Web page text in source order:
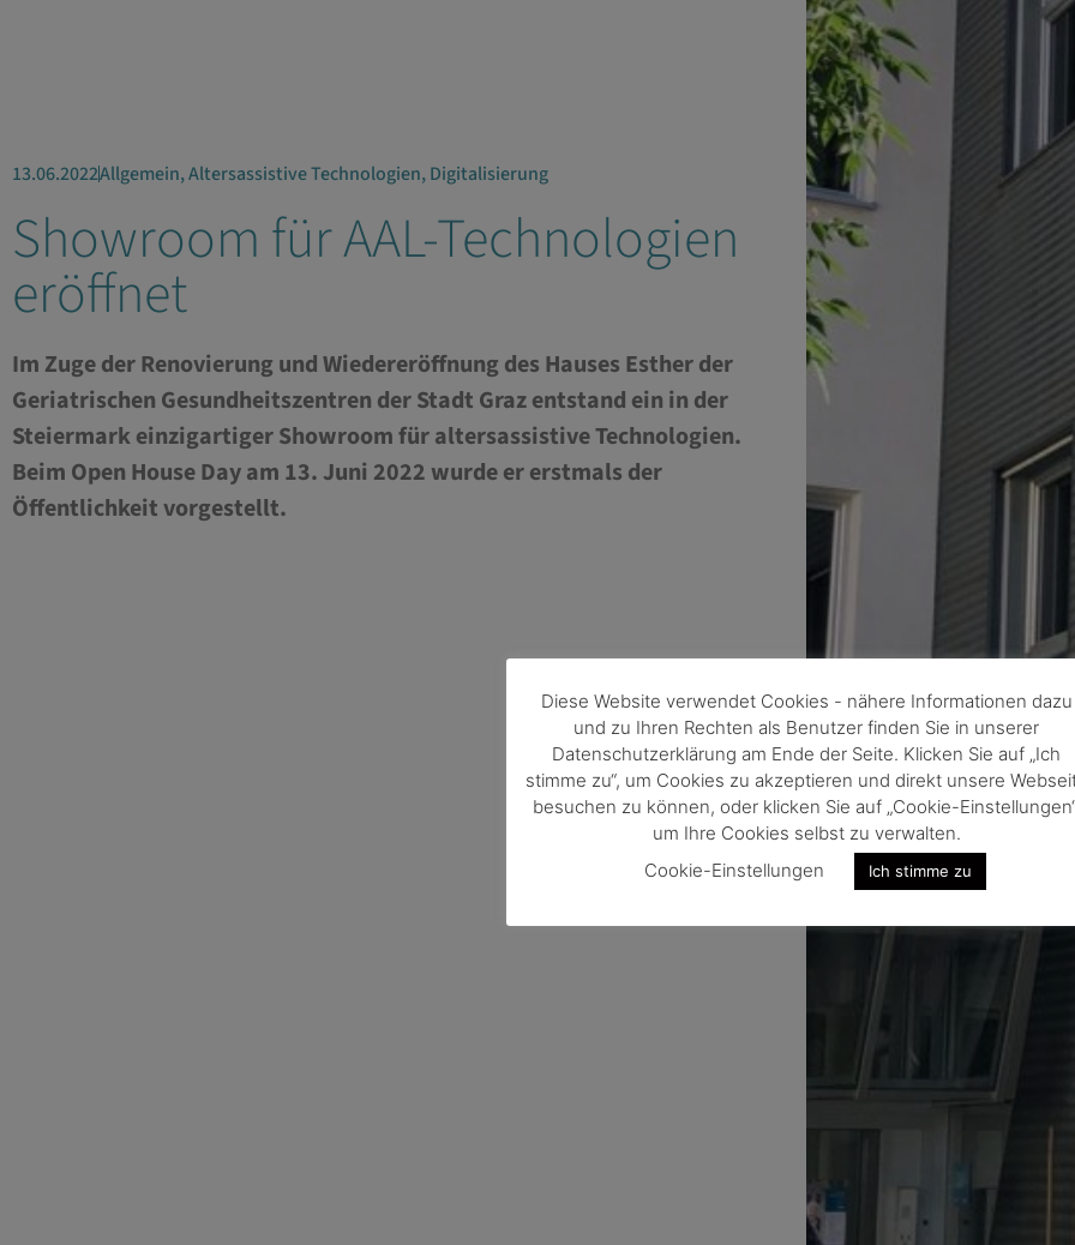
13.06.2022Allgemein,Altersassistive Technologien,Digitalisierung
Showroom für AAL-Technologien
eröffnet
Im Zuge der Renovierung und Wiedereröffnung des Hauses Esther der
Geriatrischen Gesundheitszentren der Stadt Graz entstand ein in der
Steiermark einzigartiger Showroom für altersassistive Technologien.
Beim Open House Day am 13. Juni 2022 wurde er erstmals der
Öffentlichkeit vorgestellt.
Diese Website verwendet Cookies - nähere Informationen dazu
und zu Ihren Rechten als Benutzer finden Sie in unserer
Datenschutzerklärung am Ende der Seite. Klicken Sie auf „Ich
stimme zu“, um Cookies zu akzeptieren und direkt unsere
besuchen zu können, oder klicken Sie auf „Cookie-
um Ihre Cookies selbst zu verwalten.
Cookie-Einstellungen
Ich stimme zu